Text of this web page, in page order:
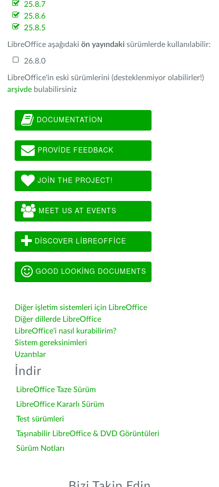
25.8.7
25.8.6
25.8.5
LibreOffice aşağıdaki ön yayındaki sürümlerde kullanılabilir:
26.8.0
LibreOffice'in eski sürümlerini (desteklenmiyor olabilirler!)
arşivde bulabilirsiniz
DOCUMENTATION
PROVIDE FEEDBACK
JOIN THE PROJECT!
MEET US AT EVENTS
DISCOVER LIBREOFFICE
GOOD LOOKING DOCUMENTS
Diğer işletim sistemleri için LibreOffice
Diğer dillerde LibreOffice
LibreOffice'i nasıl kurabilirim?
Sistem gereksinimleri
Uzantılar
İndir
LibreOffice Taze Sürüm
LibreOffice Kararlı Sürüm
Test sürümleri
Taşınabilir LibreOffice & DVD Görüntüleri
Sürüm Notları